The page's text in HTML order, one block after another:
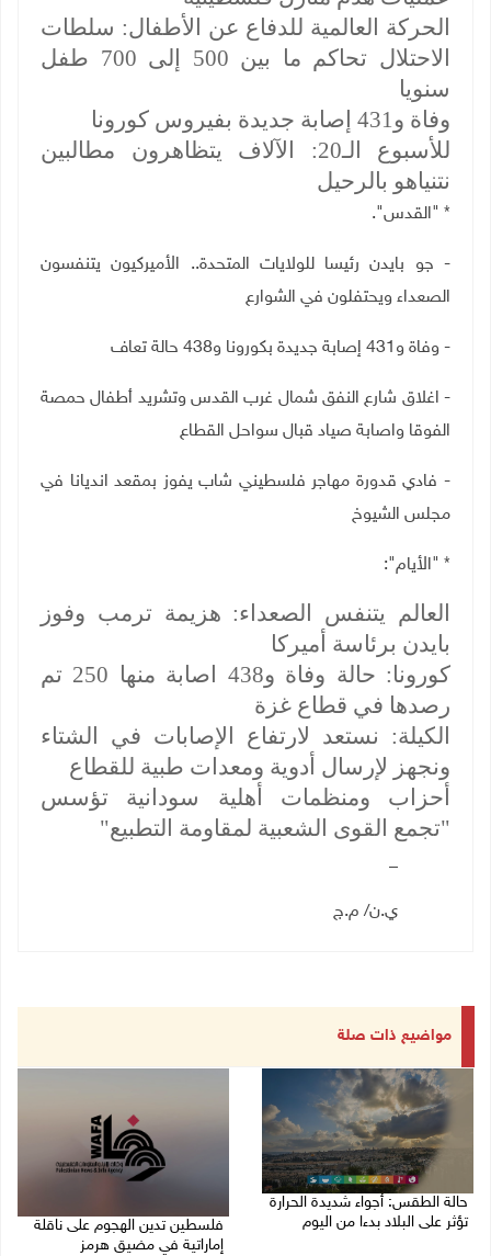
الحركة العالمية للدفاع عن الأطفال: سلطات
الاحتلال تحاكم ما بين 500 إلى 700 طفل
سنويا
وفاة و431 إصابة جديدة بفيروس كورونا
للأسبوع الـ20: الآلاف يتظاهرون مطالبين
نتنياهو بالرحيل
*
"القدس".
- جو بايدن رئيسا للولايات المتحدة.. الأميركيون يتنفسون
الصعداء ويحتفلون في الشوارع
- وفاة و431 إصابة جديدة بكورونا و438 حالة تعاف
- اغلاق شارع النفق شمال غرب القدس وتشريد أطفال حمصة
الفوقا واصابة صياد قبال سواحل القطاع
- فادي قدورة مهاجر فلسطيني شاب يفوز بمقعد انديانا في
مجلس الشيوخ
* "الأيام":
العالم يتنفس الصعداء: هزيمة ترمب وفوز
بايدن برئاسة أميركا
كورونا: حالة وفاة و438 اصابة منها 250 تم
رصدها في قطاع غزة
الكيلة: نستعد لارتفاع الإصابات في الشتاء
ونجهز لإرسال أدوية ومعدات طبية للقطاع
أحزاب ومنظمات أهلية سودانية تؤسس
"تجمع القوى الشعبية لمقاومة التطبيع"
ي.ن/ م.ج
مواضيع ذات صلة
حالة الطقس: أجواء شديدة الحرارة
تؤثر على البلاد بدءا من اليوم
فلسطين تدين الهجوم على ناقلة
إماراتية في مضيق هرمز